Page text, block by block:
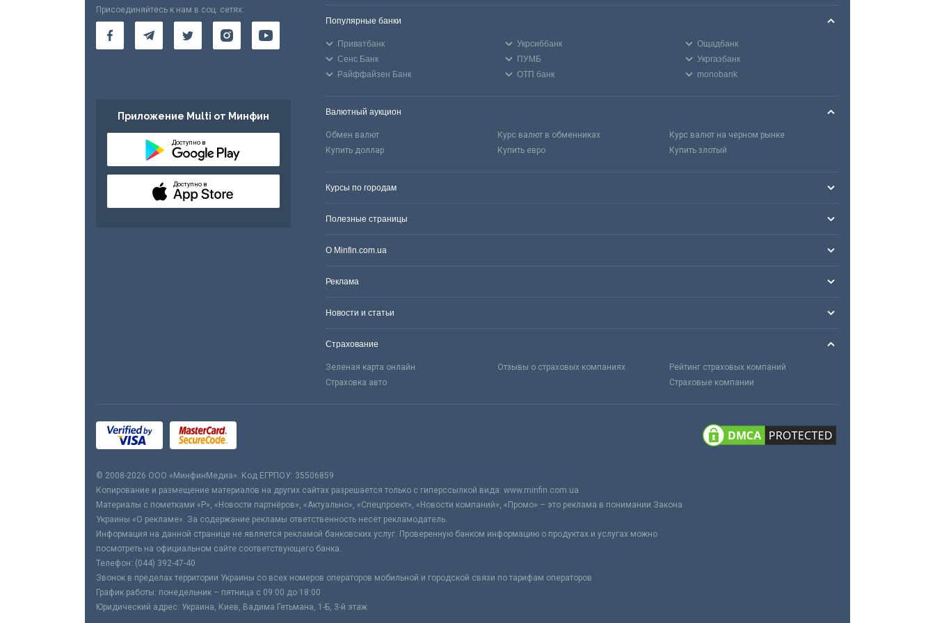
Присоединяйтесь к нам в соц. сетях:
Приложение Multi от Минфин
Доступно в
Доступно в
Популярные банки
Приватбанк Укрсиббанк
Ощадбанк
Сенс Банк
ПУМБ
Укргазбанк
Райффайзен Банк
ОТП банк monobank
Валютный аукцион
Обмен валют Курс валют в обменниках
Курс валют на черном рынке
Купить доллар
Купить евро Купить злотый
Курсы по городам
Полезные страницы
О Minfin.com.ua
Реклама
Новости и статьи
Страхование
Зеленая карта онлайн Отзывы о страховых компаниях
Рейтинг страховых компаний
Страховка авто
Страховые компании
© 2008-2026 ООО «МинфинМедиа». Код ЕГРПОУ: 35506859
Копирование и размещение материалов на других сайтах разрешается только с гиперссылкой вида: www.minfin.com.ua
Материалы с пометками «Р», «Новости партнёров», «Актуально», «Спецпроект», «Новости компаний», «Промо» – это реклама в понимании Закона
Украины «О рекламе». За содержание рекламы ответственность несёт рекламодатель.
Информация на данной странице не является рекламой банковских услуг. Проверенную банком информацию о продуктах и услугах можно
посмотреть на официальном сайте соответствующего банка.
Телефон: (044) 392-47-40
Звонок в пределах территории Украины со всех номеров операторов мобильной и городской связи по тарифам операторов
График работы: понедельник – пятница с 09:00 до 18:00
Юридический адрес: Украина, Киев, Вадима Гетьмана, 1-Б, 3-й этаж